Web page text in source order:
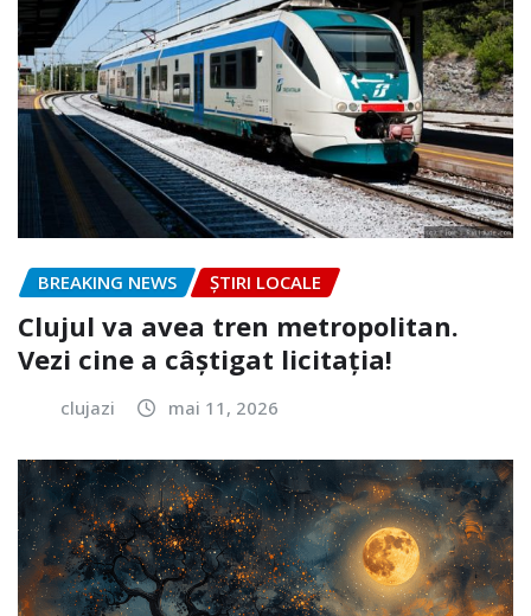
BREAKING NEWS ȘTIRI LOCALE
Clujul va avea tren metropolitan.
Vezi cine a câștigat licitația!
clujazi mai 11, 2026